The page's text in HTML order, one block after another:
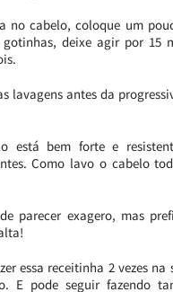
no cabelo, coloque um
deixe agir por 15
lavagens antes da
está bem forte e
Como lavo o cabelo
parecer exagero, mas
essa receitinha 2 vezes na
E pode seguir fazendo